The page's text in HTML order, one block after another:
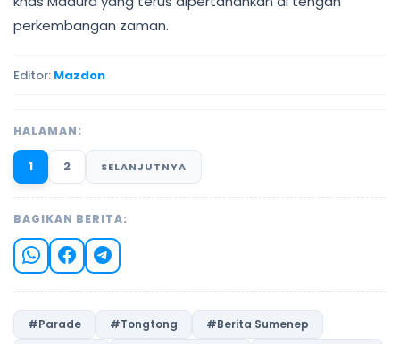
perkembangan zaman.
Editor: Mazdon
HALAMAN:
1 2 SELANJUTNYA
BAGIKAN BERITA:
#Parade #Tongtong #Berita Sumenep